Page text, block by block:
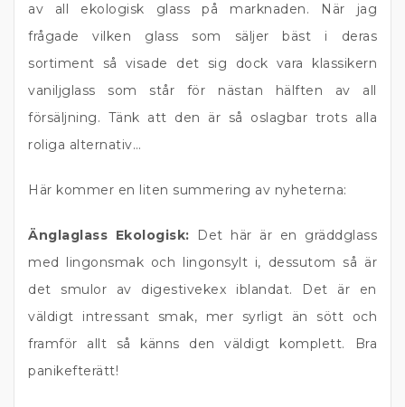
av all ekologisk glass på marknaden. När jag
frågade vilken glass som säljer bäst i deras
sortiment så visade det sig dock vara klassikern
vaniljglass som står för nästan hälften av all
försäljning. Tänk att den är så oslagbar trots alla
roliga alternativ…
Här kommer en liten summering av nyheterna:
Änglaglass Ekologisk: Det här är en gräddglass
med lingonsmak och lingonsylt i, dessutom så är
det smulor av digestivekex iblandat. Det är en
väldigt intressant smak, mer syrligt än sött och
framför allt så känns den väldigt komplett. Bra
panikefterätt!